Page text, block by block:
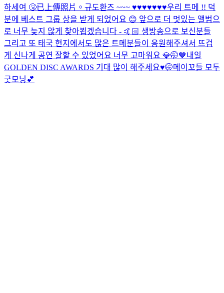
하세여 🤧已上傳照片。 규도환즈 ~~~ ♥️♥️♥️♥️♥️♥️♥️우리 트메 !! 덕
분에 베스트 그룹 상을 받게 되었어요 😊 앞으로 더 멋있는 앨범으
로 너무 늦지 않게 찾아뵙겠습니다 - 🤙🏻 생방송으로 보신분들
그리고 또 태국 현지에서도 많은 트메분들이 응원해주셔서 뜨겁
게 신나게 공연 잘할 수 있었어요 너무 고마워요 💎🤭💙내일
GOLDEN DISC AWARDS 기대 많이 해주세요♥️🤭메이꼬들 모두
굿모닝💕